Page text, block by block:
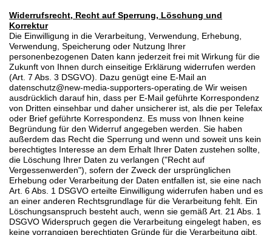
Widerrufsrecht, Recht auf Sperrung, Löschung und
Korrektur
Die Einwilligung in die Verarbeitung, Verwendung, Erhebung,
Verwendung, Speicherung oder Nutzung Ihrer
personenbezogenen Daten kann jederzeit frei mit Wirkung für die
Zukunft von Ihnen durch einseitige Erklärung widerrufen werden
(Art. 7 Abs. 3 DSGVO). Dazu genügt eine E-Mail an
datenschutz@new-media-supporters-operating.de Wir weisen
ausdrücklich darauf hin, dass per E-Mail geführte Korrespondenz
von Dritten einsehbar und daher unsicherer ist, als die per Telefax
oder Brief geführte Korrespondenz. Es muss von Ihnen keine
Begründung für den Widerruf angegeben werden. Sie haben
außerdem das Recht die Sperrung und wenn und soweit uns kein
berechtigtes Interesse an dem Erhalt Ihrer Daten zustehen sollte,
die Löschung Ihrer Daten zu verlangen ("Recht auf
Vergessenwerden"), sofern der Zweck der ursprünglichen
Erhebung oder Verarbeitung der Daten entfallen ist, sie eine nach
Art. 6 Abs. 1 DSGVO erteilte Einwilligung widerrufen haben und es
an einer anderen Rechtsgrundlage für die Verarbeitung fehlt. Ein
Löschungsanspruch besteht auch, wenn sie gemäß Art. 21 Abs. 1
DSGVO Widerspruch gegen die Verarbeitung eingelegt haben, es
keine vorrangigen berechtigten Gründe für die Verarbeitung gibt,